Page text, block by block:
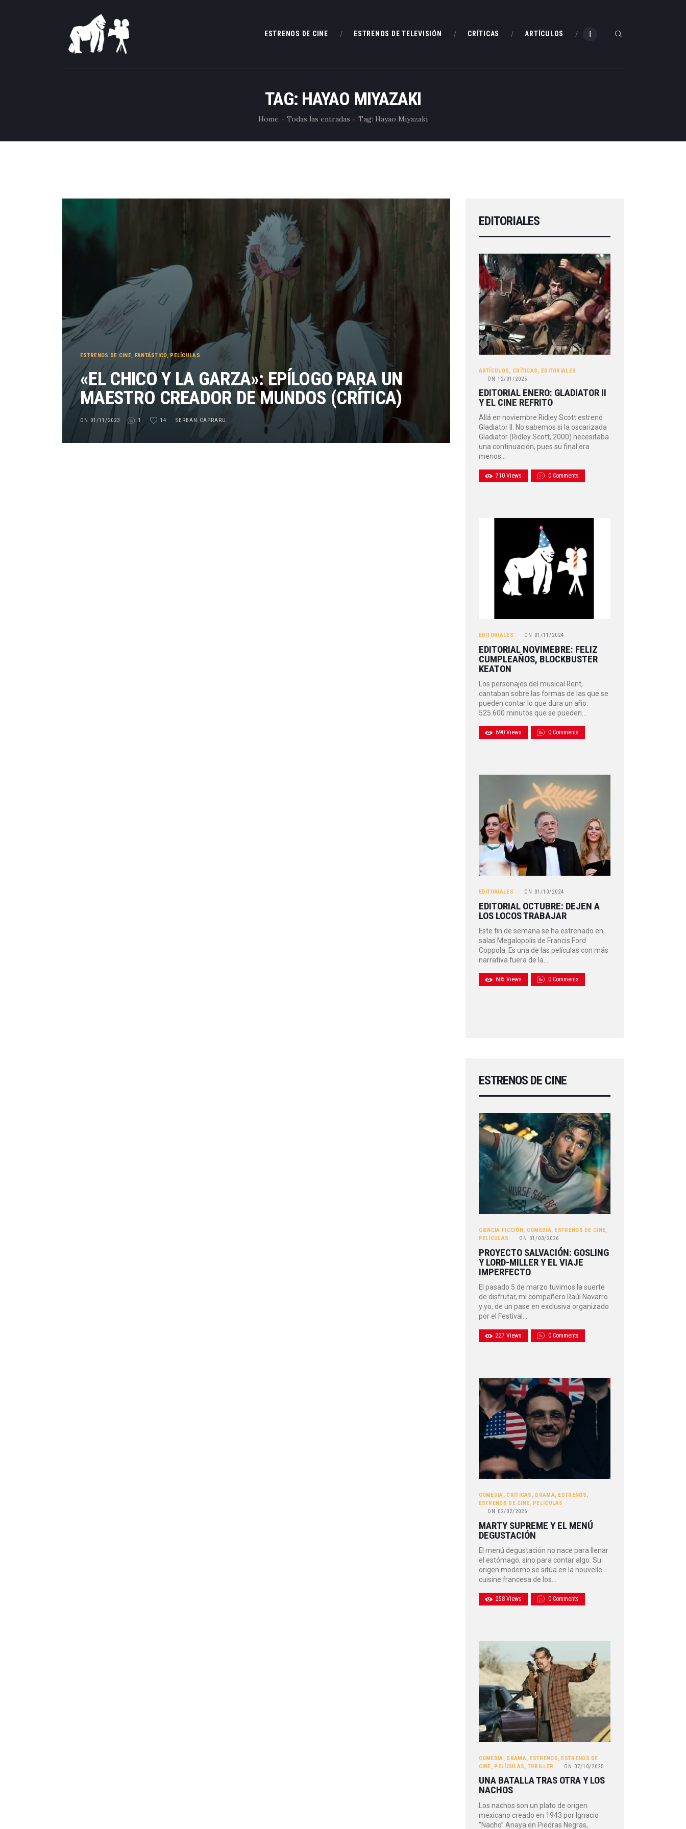
ESTRENOS DE CINE ESTRENOS DE TELEVISIÓN CRÍTICAS ARTÍCULOS
TAG: HAYAO MIYAZAKI
Home Todas las entradas Tag: Hayao Miyazaki
ARTÍCULOS
EQUIPO DE BBK
TÉRMINOS Y CONDICIONES
ESTRENOS DE CINE, FANTÁSTICO, PELÍCULAS
«EL CHICO Y LA GARZA»: EPÍLOGO PARA UN
MAESTRO CREADOR DE MUNDOS (CRÍTICA)
ON 01/11/2023 1 14 SERBAN CAPRARU
EDITORIALES
ARTÍCULOS CRÍTICAS
EDITORIALES
ON 12/01/2025
EDITORIAL ENERO: GLADIATOR II
Y EL CINE REFRITO
Allá en noviembre Ridley Scott estrenó
Gladiator II. No sabemos si la oscarizada
Gladiator (Ridley Scott, 2000) necesitaba
una continuación, pues su final era
menos…
710 Views 0 Comments
EDITORIALES ON 01/11/2024
EDITORIAL NOVIMEBRE: FELIZ
CUMPLEAÑOS, BLOCKBUSTER
KEATON
Los personajes del musical Rent,
cantaban sobre las formas de las que se
pueden contar lo que dura un año:
525.600 minutos que se pueden…
690 Views 0 Comments
EDITORIALES ON 01/10/2024
EDITORIAL OCTUBRE: DEJEN A
LOS LOCOS TRABAJAR
Este fin de semana se ha estrenado en
salas Megalopolis de Francis Ford
Coppola. Es una de las películas con más
narrativa fuera de la…
605 Views 0 Comments
ESTRENOS DE CINE
CIENCIA FICCIÓN, COMEDIA, ESTRENOS DE CINE,
PELÍCULAS
ON 31/03/2026
PROYECTO SALVACIÓN: GOSLING
Y LORD-MILLER Y EL VIAJE
IMPERFECTO
El pasado 5 de marzo tuvimos la suerte
de disfrutar, mi compañero Raúl Navarro
y yo, de un pase en exclusiva organizado
por el Festival…
227 Views 0 Comments
COMEDIA, CRÍTICAS , DRAMA, ESTRENOS,
ESTRENOS DE CINE, PELÍCULAS
ON 02/02/2026
MARTY SUPREME Y EL MENÚ
DEGUSTACIÓN
El menú degustación no nace para llenar
el estómago, sino para contar algo. Su
origen moderno se sitúa en la nouvelle
cuisine francesa de los…
258 Views 0 Comments
COMEDIA DRAMA ESTRENOS
ESTRENOS DE
CINE
PELÍCULAS THRILLER ON 07/10/2025
UNA BATALLA TRAS OTRA Y LOS
NACHOS
Los nachos son un plato de origen
mexicano creado en 1943 por Ignacio
“Nacho” Anaya en Piedras Negras,